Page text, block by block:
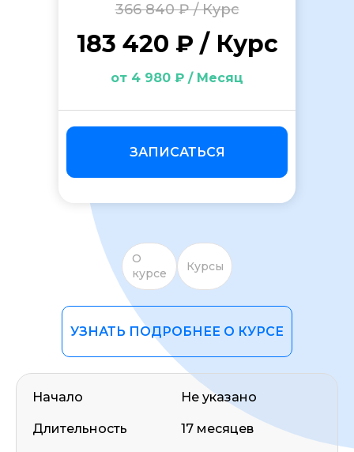
366 840 ₽ / Курс
183 420 ₽ / Курс
от 4 980 ₽ / Месяц
ЗАПИСАТЬСЯ
О
курсе
Курсы
УЗНАТЬ ПОДРОБНЕЕ О КУРСЕ
Начало
Длительность
Не указано
17 месяцев
ОСТАВИТЬ ОТЗЫВ